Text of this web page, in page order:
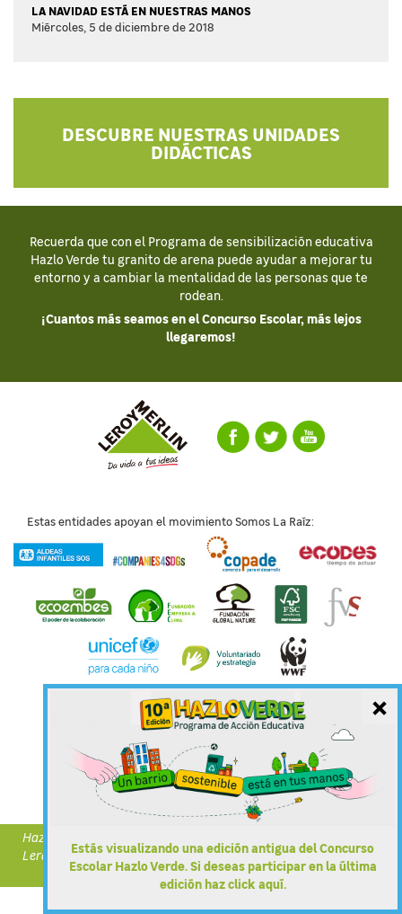
Estás visualizando una edición antigua del Concurso
Escolar Hazlo Verde. Si deseas participar en la última
edición haz click aquí.
×
LA NAVIDAD ESTÁ EN NUESTRAS MANOS
Miércoles, 5 de diciembre de 2018
DESCUBRE NUESTRAS UNIDADES
DIDÁCTICAS
Recuerda que con el Programa de sensibilización educativa
Hazlo Verde tu granito de arena puede ayudar a mejorar tu
entorno y a cambiar la mentalidad de las personas que te
rodean.
¡Cuantos más seamos en el Concurso Escolar, más lejos
llegaremos!
Estas entidades apoyan el movimiento Somos La Raíz:
Bases del concurso Política de Cookies
Aviso Legal
Mapa web
Preguntas Frecuentes
Contacto
Política de Privacidad
Hazlo Verde forma parte de Demos Vida a un Hábitat Mejor de
Leroy Merlin
@ LEROY MERLIN 2018